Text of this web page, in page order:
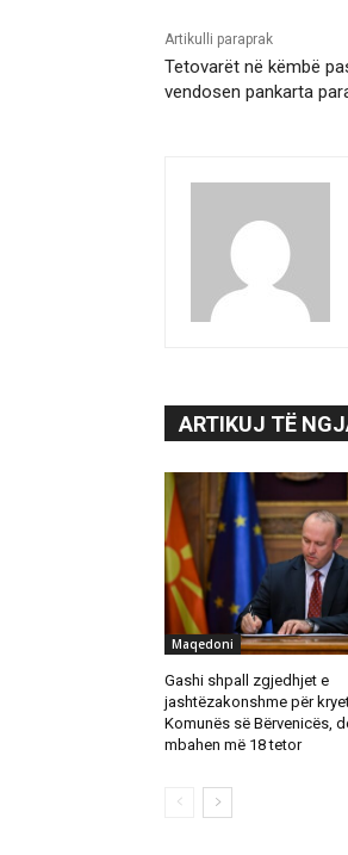
Artikulli paraprak
Tetovarët në këmbë
vendosen pankarta
ARTIKUJ TË
Maqedoni
Gashi shpall zgjedhjet e
jashtëzakonshme për
Komunës së Bërvenicës,
mbahen më 18 tetor